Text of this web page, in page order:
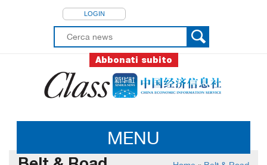
LOGIN
Abbonati subito
MENU